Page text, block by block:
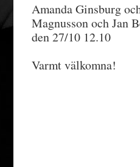
Amanda Ginsburg
Magnusson och Jan
den 27/10 12.10
Varmt välkomna!